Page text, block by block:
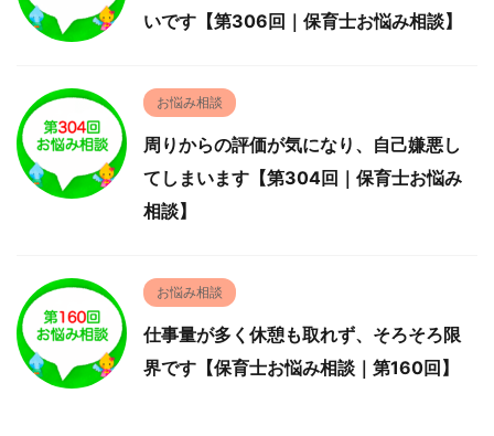
いです【第306回｜保育士お悩み相談】
お悩み相談
周りからの評価が気になり、自己嫌悪し
てしまいます【第304回｜保育士お悩み
相談】
お悩み相談
仕事量が多く休憩も取れず、そろそろ限
界です【保育士お悩み相談｜第160回】